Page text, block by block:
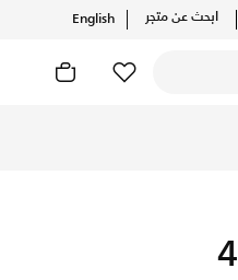
ابحث عن متجر English